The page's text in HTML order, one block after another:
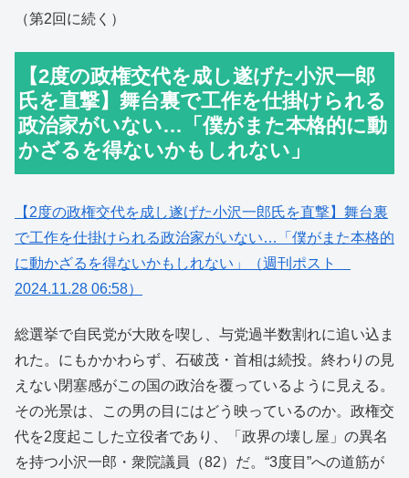
（第2回に続く）
【2度の政権交代を成し遂げた小沢一郎
氏を直撃】舞台裏で工作を仕掛けられる
政治家がいない…「僕がまた本格的に動
かざるを得ないかもしれない」
【2度の政権交代を成し遂げた小沢一郎氏を直撃】舞台裏
で工作を仕掛けられる政治家がいない…「僕がまた本格的
に動かざるを得ないかもしれない」（週刊ポスト
2024.11.28 06:58）
総選挙で自民党が大敗を喫し、与党過半数割れに追い込ま
れた。にもかかわらず、石破茂・首相は続投。終わりの見
えない閉塞感がこの国の政治を覆っているように見える。
その光景は、この男の目にはどう映っているのか。政権交
代を2度起こした立役者であり、「政界の壊し屋」の異名
を持つ小沢一郎・衆院議員（82）だ。“3度目”への道筋が